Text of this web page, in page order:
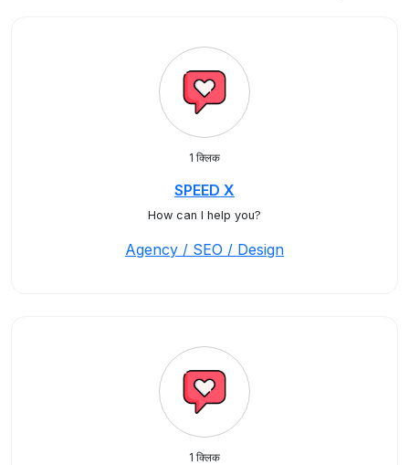
1 क्लिक
SPEED X
How can I help you?
Agency / SEO / Design
1 क्लिक